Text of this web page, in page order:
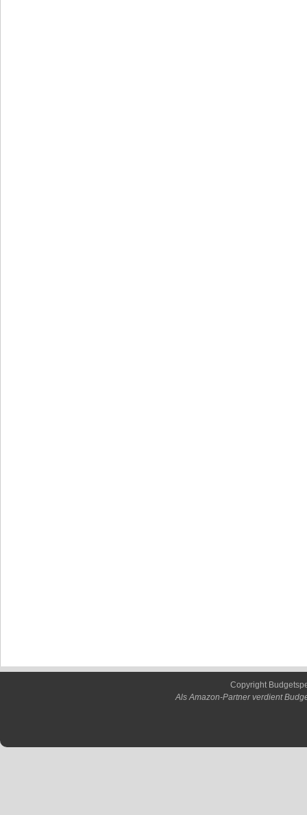
Copyright
Als Amazon-Partner verdient